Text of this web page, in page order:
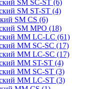
SM SC-ST (6)
SM ST-ST (4)
SM CS (6)
SM MPO (18)
MM LC-LC (61)
MM SC-SC (17)
MM LC-SC (17)
MM ST-ST (4)
MM SC-ST (3)
MM LC-ST (3)